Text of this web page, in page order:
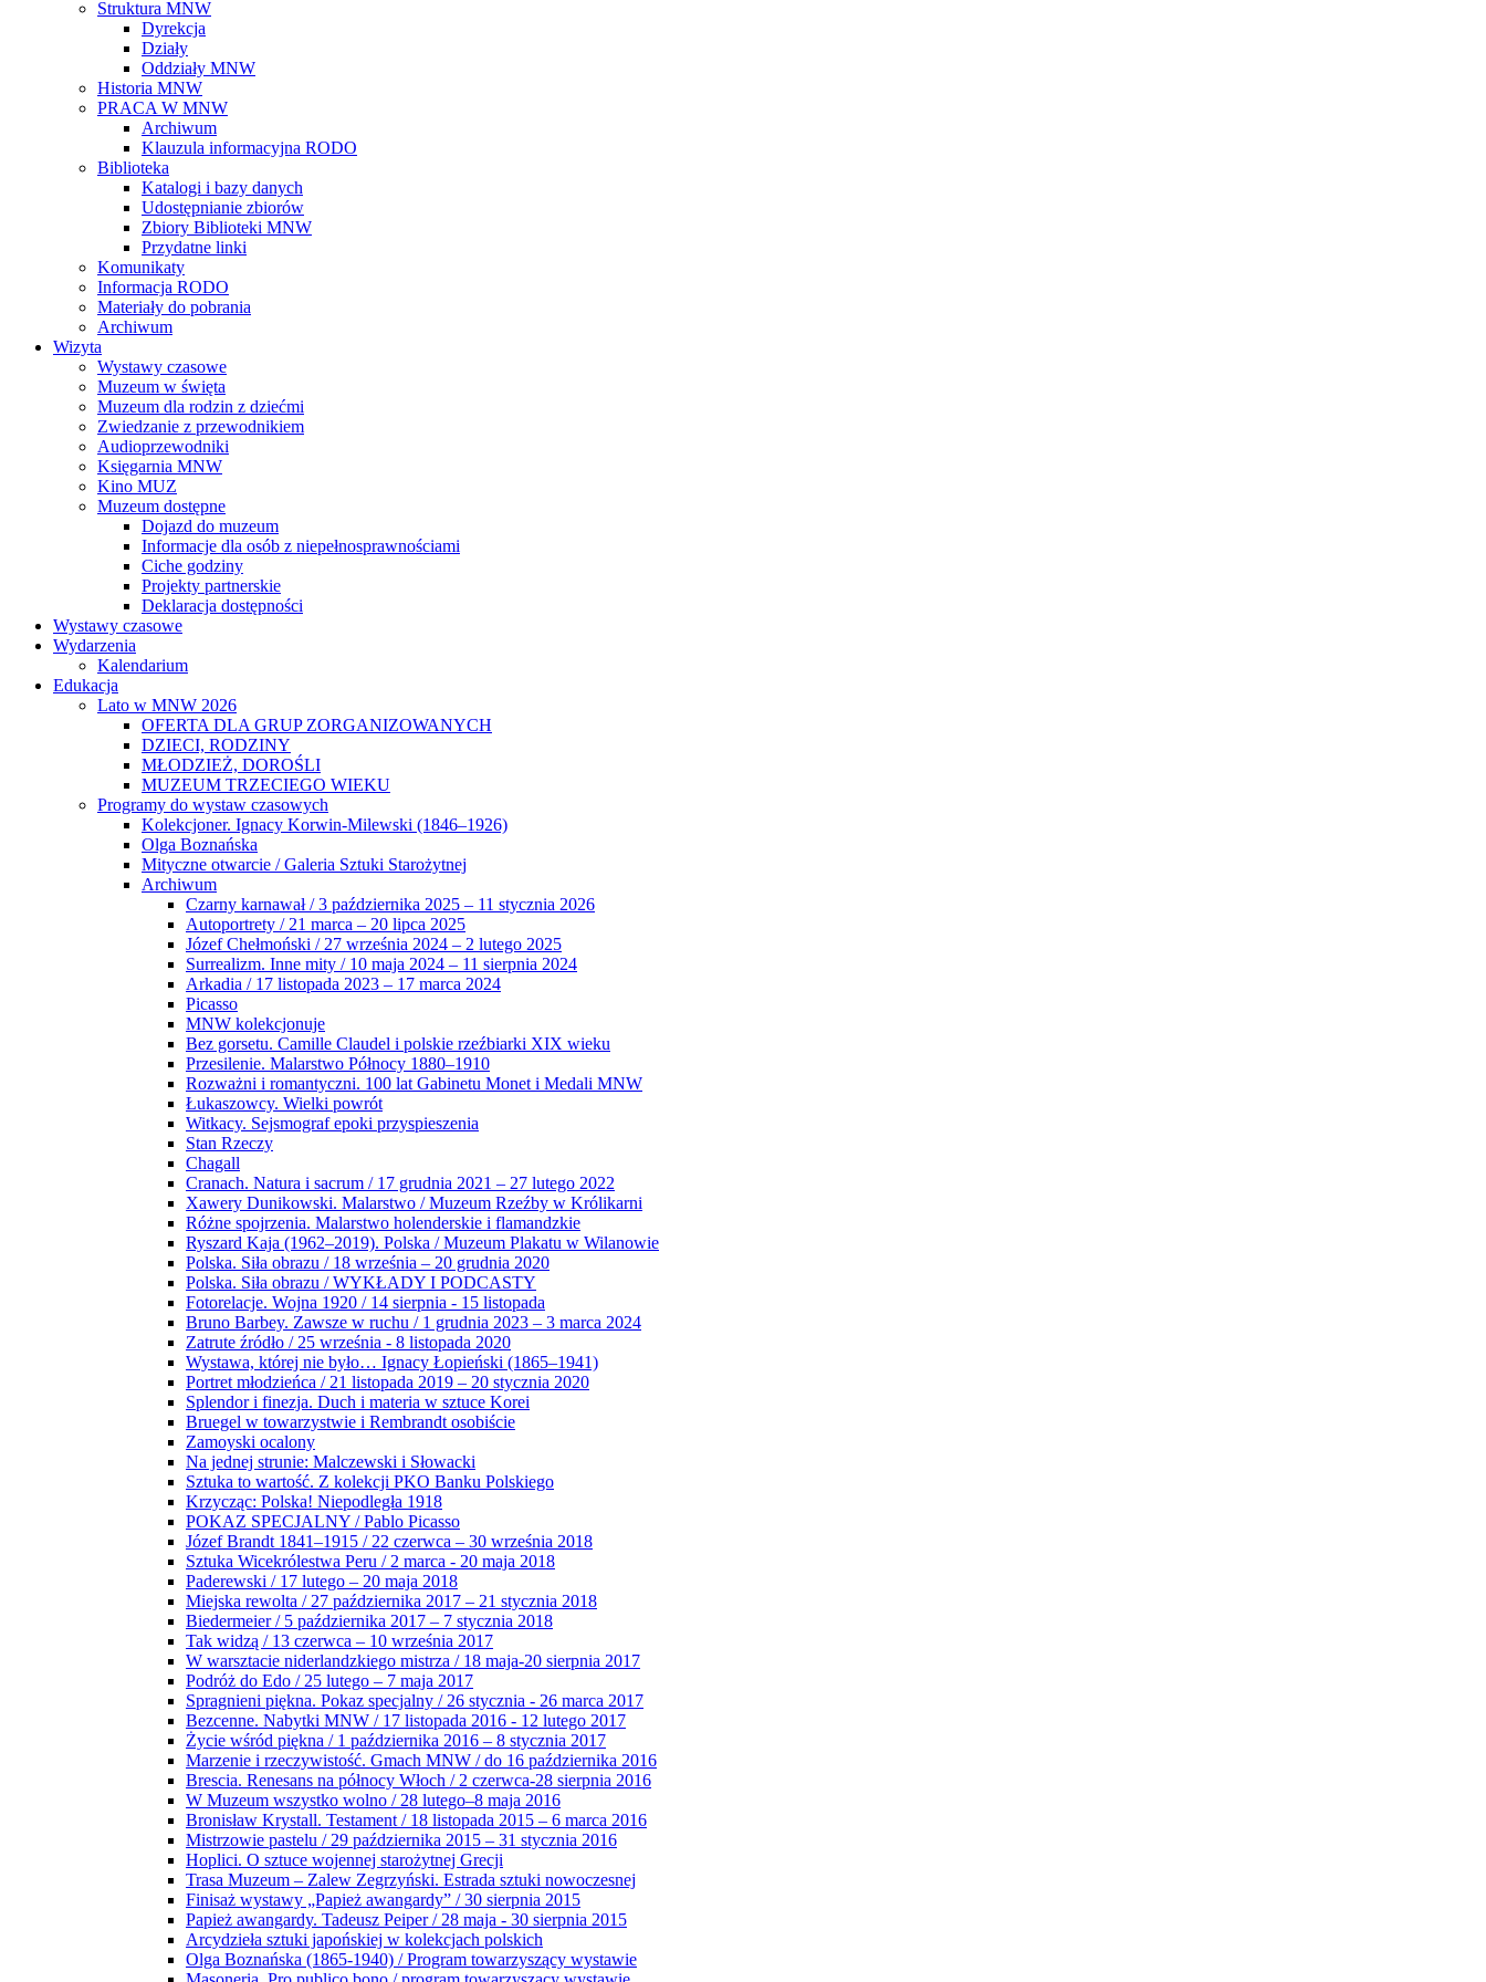
Struktura MNW
Dyrekcja
Działy
Oddziały MNW
Historia MNW
PRACA W MNW
Archiwum
Klauzula informacyjna RODO
Biblioteka
Katalogi i bazy danych
Udostępnianie zbiorów
Zbiory Biblioteki MNW
Przydatne linki
Komunikaty
Informacja RODO
Materiały do pobrania
Archiwum
Wizyta
Wystawy czasowe
Muzeum w święta
Muzeum dla rodzin z dziećmi
Zwiedzanie z przewodnikiem
Audioprzewodniki
Księgarnia MNW
Kino MUZ
Muzeum dostępne
Dojazd do muzeum
Informacje dla osób z niepełnosprawnościami
Ciche godziny
Projekty partnerskie
Deklaracja dostępności
Wystawy czasowe
Wydarzenia
Kalendarium
Edukacja
Lato w MNW 2026
OFERTA DLA GRUP ZORGANIZOWANYCH
DZIECI, RODZINY
MŁODZIEŻ, DOROŚLI
MUZEUM TRZECIEGO WIEKU
Programy do wystaw czasowych
Kolekcjoner. Ignacy Korwin-Milewski (1846–1926)
Olga Boznańska
Mityczne otwarcie / Galeria Sztuki Starożytnej
Archiwum
Czarny karnawał / 3 października 2025 – 11 stycznia 2026
Autoportrety / 21 marca – 20 lipca 2025
Józef Chełmoński / 27 września 2024 – 2 lutego 2025
Surrealizm. Inne mity / 10 maja 2024 – 11 sierpnia 2024
Arkadia / 17 listopada 2023 – 17 marca 2024
Picasso
MNW kolekcjonuje
Bez gorsetu. Camille Claudel i polskie rzeźbiarki XIX wieku
Przesilenie. Malarstwo Północy 1880–1910
Rozważni i romantyczni. 100 lat Gabinetu Monet i Medali MNW
Łukaszowcy. Wielki powrót
Witkacy. Sejsmograf epoki przyspieszenia
Stan Rzeczy
Chagall
Cranach. Natura i sacrum / 17 grudnia 2021 – 27 lutego 2022
Xawery Dunikowski. Malarstwo / Muzeum Rzeźby w Królikarni
Różne spojrzenia. Malarstwo holenderskie i flamandzkie
Ryszard Kaja (1962–2019). Polska / Muzeum Plakatu w Wilanowie
Polska. Siła obrazu / 18 września – 20 grudnia 2020
Polska. Siła obrazu / WYKŁADY I PODCASTY
Fotorelacje. Wojna 1920 / 14 sierpnia - 15 listopada
Bruno Barbey. Zawsze w ruchu / 1 grudnia 2023 – 3 marca 2024
Zatrute źródło / 25 września - 8 listopada 2020
Wystawa, której nie było… Ignacy Łopieński (1865–1941)
Portret młodzieńca / 21 listopada 2019 – 20 stycznia 2020
Splendor i finezja. Duch i materia w sztuce Korei
Bruegel w towarzystwie i Rembrandt osobiście
Zamoyski ocalony
Na jednej strunie: Malczewski i Słowacki
Sztuka to wartość. Z kolekcji PKO Banku Polskiego
Krzycząc: Polska! Niepodległa 1918
POKAZ SPECJALNY / Pablo Picasso
Józef Brandt 1841–1915 / 22 czerwca – 30 września 2018
Sztuka Wicekrólestwa Peru / 2 marca - 20 maja 2018
Paderewski / 17 lutego – 20 maja 2018
Miejska rewolta / 27 października 2017 – 21 stycznia 2018
Biedermeier / 5 października 2017 – 7 stycznia 2018
Tak widzą / 13 czerwca – 10 września 2017
W warsztacie niderlandzkiego mistrza / 18 maja-20 sierpnia 2017
Podróż do Edo / 25 lutego – 7 maja 2017
Spragnieni piękna. Pokaz specjalny / 26 stycznia - 26 marca 2017
Bezcenne. Nabytki MNW / 17 listopada 2016 - 12 lutego 2017
Życie wśród piękna / 1 października 2016 – 8 stycznia 2017
Marzenie i rzeczywistość. Gmach MNW / do 16 października 2016
Brescia. Renesans na północy Włoch / 2 czerwca-28 sierpnia 2016
W Muzeum wszystko wolno / 28 lutego–8 maja 2016
Bronisław Krystall. Testament / 18 listopada 2015 – 6 marca 2016
Mistrzowie pastelu / 29 października 2015 – 31 stycznia 2016
Hoplici. O sztuce wojennej starożytnej Grecji
Trasa Muzeum – Zalew Zegrzyński. Estrada sztuki nowoczesnej
Finisaż wystawy „Papież awangardy” / 30 sierpnia 2015
Papież awangardy. Tadeusz Peiper / 28 maja - 30 sierpnia 2015
Arcydzieła sztuki japońskiej w kolekcjach polskich
Olga Boznańska (1865-1940) / Program towarzyszący wystawie